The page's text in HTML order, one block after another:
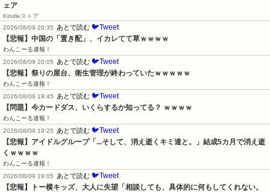
ェア
Kindleストア
2026/08/09 20:35
あとで読む 🐦Tweet
【悲報】中国の「置き配」、イカレてて草ｗｗｗｗ
わんこーる速報！
2026/08/09 20:05
あとで読む 🐦Tweet
【悲報】祭りの屋台、衛生管理が終わっていたｗｗｗｗｗ
わんこーる速報！
2026/08/09 19:45
あとで読む 🐦Tweet
【問題】今カードダス、いくらするか知ってる？ ｗｗｗｗ
わんこーる速報！
2026/08/09 19:25
あとで読む 🐦Tweet
【悲報】アイドルグループ「...そして、消え逝くキミ達と。」結成5カ月で消え逝
くｗｗｗｗ
わんこーる速報！
2026/08/09 19:05
あとで読む 🐦Tweet
【悲報】トー横キッズ、大人に失望「相談しても、具体的に何もしてくれない。